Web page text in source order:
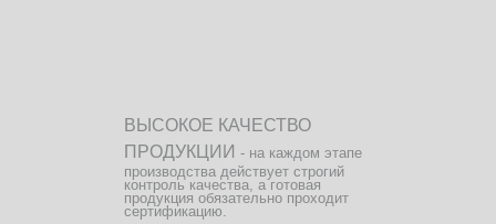
ВЫСОКОЕ КАЧЕСТВО
ПРОДУКЦИИ - на каждом этапе
производства действует строгий
контроль качества, а готовая
продукция обязательно проходит
сертификацию.